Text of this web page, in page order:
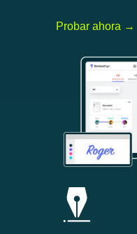
Probar ahora →